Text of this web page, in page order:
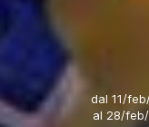
dal 11/
al 28/